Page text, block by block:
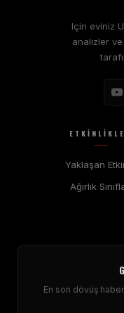
Için eviniz
analizler
Yaklaşan
Ağırlık
En son dövüş